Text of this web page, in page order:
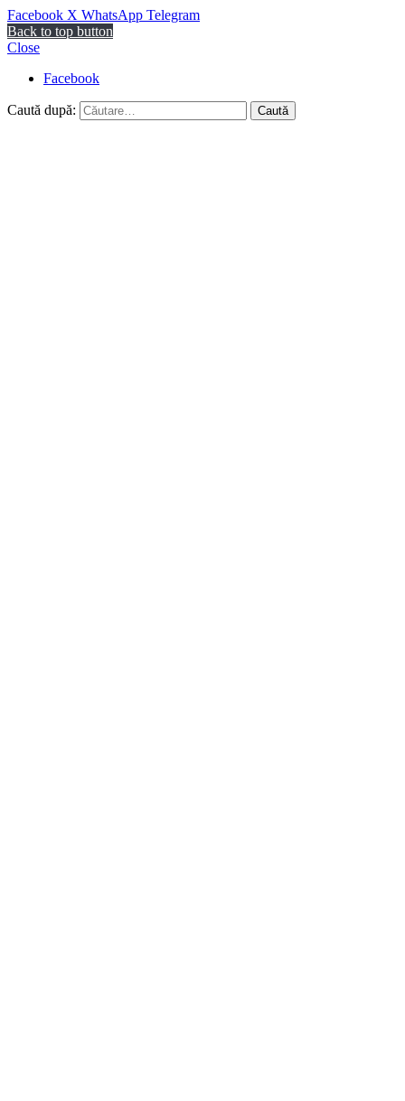
Facebook X WhatsApp Telegram
Back to top button
Close
Facebook
Caută după: